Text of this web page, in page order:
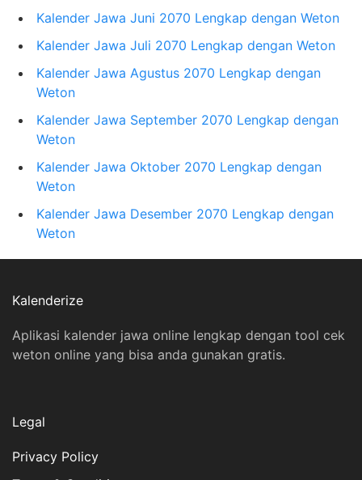
Kalender Jawa Juni 2070 Lengkap dengan Weton
Kalender Jawa Juli 2070 Lengkap dengan Weton
Kalender Jawa Agustus 2070 Lengkap dengan
Weton
Kalender Jawa September 2070 Lengkap dengan
Weton
Kalender Jawa Oktober 2070 Lengkap dengan
Weton
Kalender Jawa Desember 2070 Lengkap dengan
Weton
Kalenderize
Aplikasi kalender jawa online lengkap dengan tool cek
weton online yang bisa anda gunakan gratis.
Legal
Privacy Policy